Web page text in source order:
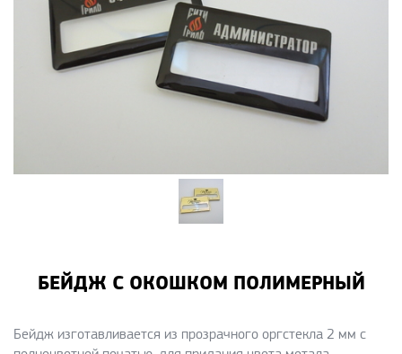
БЕЙДЖ С ОКОШКОМ ПОЛИМЕРНЫЙ
Бейдж изготавливается из прозрачного оргстекла 2 мм с